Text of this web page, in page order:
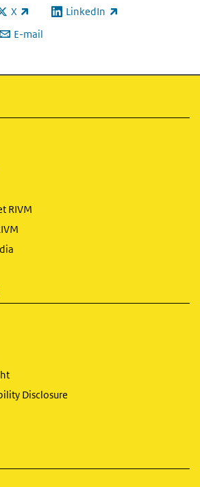
X link) LinkedIn
(externe link)
E-mail
RIVM
Disclosure